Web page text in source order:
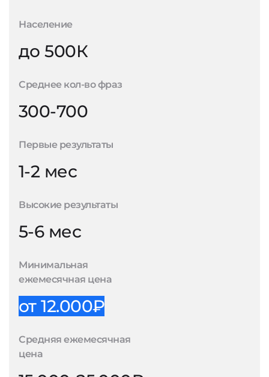
Население
до 500К
Среднее кол-во фраз
300-700
Первые результаты
1-2 мес
Высокие результаты
5-6 мес
Минимальная
ежемесячная цена
от 12.000₽
Средняя ежемесячная
цена